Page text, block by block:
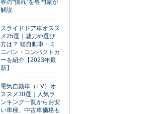
界の“憧れ”を専門家が
解説
スライドドア車オスス
メ25選｜魅力や選び
方は？ 軽自動車・ミ
ニバン・コンパクトカ
ーを紹介【2023年最
新】
電気自動車（EV）オ
ススメ30選｜人気ラ
ンキング一覧からお安
い車種、中古車価格も